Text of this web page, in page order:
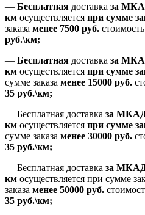
— Бесплатная доставка за
км осуществляется при сумме
заказа менее 7500 руб.
руб.\км;
— Бесплатная доставка за
км осуществляется при сумме
сумме заказа менее 15000 руб.
35 руб.\км;
— Бесплатная доставка за МКАД
км осуществляется при сумме
сумме заказа менее 30000 руб.
35 руб.\км;
— Бесплатная доставка за МКАД
км осуществляется при сумме
заказа менее 50000 руб.
35 руб.\км;